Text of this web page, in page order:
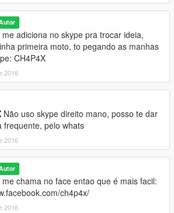
me adiciona no skype pra trocar ideia,
primeira moto, to pegando as manhas
CH4P4X
2016
Não uso skype direito mano, posso te dar
frequente, pelo whats
2016
me chama no face entao que é mais facil:
ch4p4x/
2016